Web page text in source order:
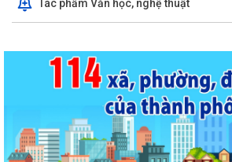
Tác phẩm Văn học, nghệ thuật